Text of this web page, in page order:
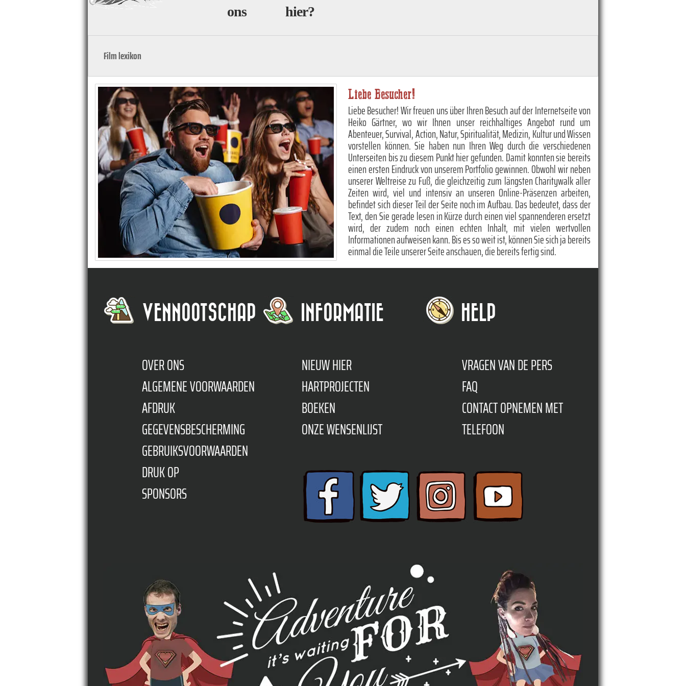
ons hier?
Film lexikon
Liebe Besucher!
Liebe Besucher! Wir freuen uns über Ihren Besuch auf der Internetseite von
Heiko Gärtner, wo wir Ihnen unser reichhaltiges Angebot rund um
Abenteuer, Survival, Action, Natur, Spiritualität, Medizin, Kultur und Wissen
vorstellen können. Sie haben nun Ihren Weg durch die verschiedenen
Unterseiten bis zu diesem Punkt hier gefunden. Damit konnten sie bereits
einen ersten Eindruck von unserem Portfolio gewinnen. Obwohl wir neben
unserer Weltreise zu Fuß, die gleichzeitig zum längsten Charitywalk aller
Zeiten wird, viel und intensiv an unseren Online-Präsenzen arbeiten,
befindet sich dieser Teil der Seite noch im Aufbau. Das bedeutet, dass der
Text, den Sie gerade lesen in Kürze durch einen viel spannenderen ersetzt
wird, der zudem noch einen echten Inhalt, mit vielen wertvollen
Informationen aufweisen kann. Bis es so weit ist, können Sie sich ja bereits
einmal die Teile unserer Seite anschauen, die bereits fertig sind.
VENNOOTSCHAP
OVER ONS
ALGEMENE VOORWAARDEN
AFDRUK
GEGEVENSBESCHERMING
GEBRUIKSVOORWAARDEN
DRUK OP
SPONSORS
INFORMATIE
NIEUW HIER
HARTPROJECTEN
BOEKEN
ONZE WENSENLIJST
HELP
VRAGEN VAN DE PERS
FAQ
CONTACT OPNEMEN MET
TELEFOON